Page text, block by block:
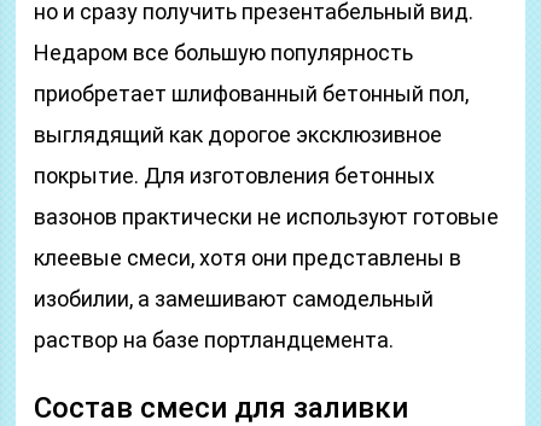
но и сразу получить презентабельный вид.
Недаром все большую популярность
приобретает шлифованный бетонный пол,
выглядящий как дорогое эксклюзивное
покрытие. Для изготовления бетонных
вазонов практически не используют готовые
клеевые смеси, хотя они представлены в
изобилии, а замешивают самодельный
раствор на базе портландцемента.
Состав смеси для заливки